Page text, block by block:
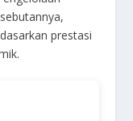
prestasi